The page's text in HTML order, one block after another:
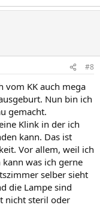
#8
vom KK auch mega
Nun bin ich
gemacht.
Klink in der ich
kann. Das ist
Vor allem, weil ich
kann was ich gerne
selber sieht
die Lampe sind
nicht steril oder